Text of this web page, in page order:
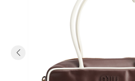
Previous